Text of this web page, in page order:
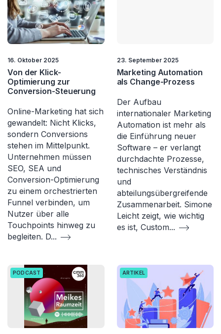
16. Oktober 2025
Von der Klick-
Optimierung zur
Conversion-Steuerung
Online-Marketing hat sich
gewandelt: Nicht Klicks,
sondern Conversions
stehen im Mittelpunkt.
Unternehmen müssen
SEO, SEA und
Conversion-Optimierung
zu einem orchestrierten
Funnel verbinden, um
Nutzer über alle
Touchpoints hinweg zu
begleiten. D...
23. September 2025
Marketing Automation
als Change-Prozess
Der Aufbau
internationaler Marketing
Automation ist mehr als
die Einführung neuer
Software – er verlangt
durchdachte Prozesse,
technisches Verständnis
und
abteilungsübergreifende
Zusammenarbeit. Simone
Leicht zeigt, wie wichtig
es ist, Custom...
PODCAST ARTIKEL